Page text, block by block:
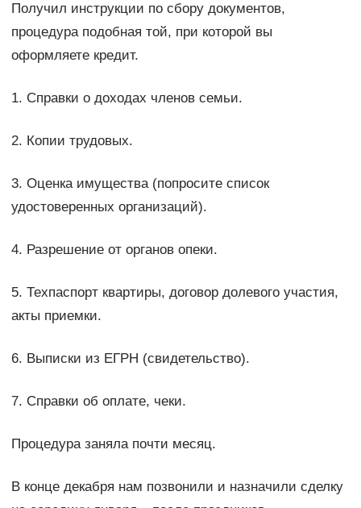
Получил инструкции по сбору документов,
процедура подобная той, при которой вы
оформляете кредит.
1. Справки о доходах членов семьи.
2. Копии трудовых.
3. Оценка имущества (попросите список
удостоверенных организаций).
4. Разрешение от органов опеки.
5. Техпаспорт квартиры, договор долевого участия,
акты приемки.
6. Выписки из ЕГРН (свидетельство).
7. Справки об оплате, чеки.
Процедура заняла почти месяц.
В конце декабря нам позвонили и назначили сделку